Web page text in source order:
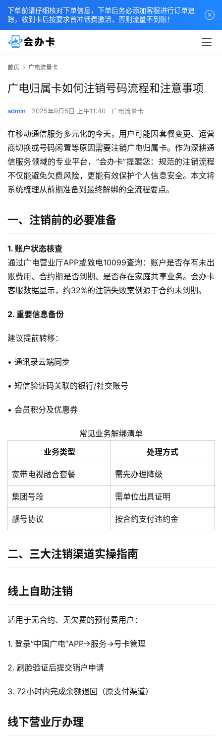
首页 广电流量卡
广电归属卡如何注销号码流程和注意事项
admin 2025年9月5日 上午11:40 广电流量卡
在移动通信服务多元化的今天，用户可能因套餐变更、运营
商切换或号码闲置等原因需要注销广电归属卡。作为深耕通
信服务领域的专业平台，”会办卡”提醒您：规范的注销流程
不仅能避免欠费风险，更能有效保护个人信息安全。本文将
系统梳理从前期准备到最终解绑的全流程要点。
一、注销前的必要准备
1. 账户状态核查
通过广电营业厅APP或致电10099查询：账户是否存有未出
账费用、合约期是否到期、是否存在家庭共享业务。会办卡
客服数据显示，约32%的注销失败案例源于合约未到期。
2. 重要信息备份
建议提前转移：
• 通讯录云端同步
• 短信验证码关联的银行/社交账号
• 会员积分及优惠券
常见业务解绑清单
业务类型
处理方式
宽带电视融合套餐 需先办理降级
集团号段 需单位出具证明
靓号协议 按合约支付违约金
二、三大注销渠道实操指南
线上自助注销
适用于无合约、无欠费的预付费用户：
1. 登录”中国广电”APP→服务→号卡管理
2. 刷脸验证后提交销户申请
3. 72小时内完成余额退回（原支付渠道）
线下营业厅办理
下单前请仔细核对下单信息，下单后务必添加客服进行订单追
踪，收到卡后按要求首冲话费激活，否则流量不到账！